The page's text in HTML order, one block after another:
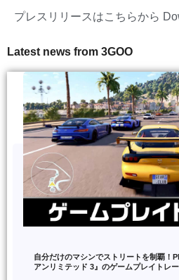
プレスリリースはこちらから
Latest news from 3GOO
自分だけのマシンでストリートを制覇！
アンリミテッド 3』のゲームプレイトレ